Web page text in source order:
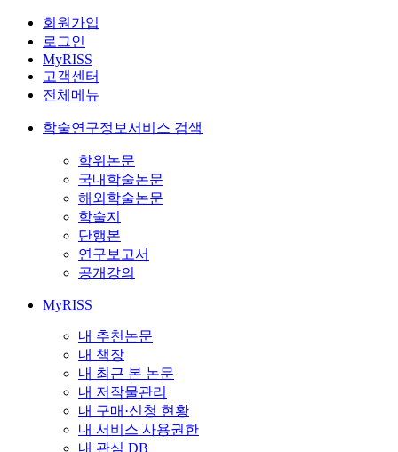
회원가입
로그인
MyRISS
고객센터
전체메뉴
학술연구정보서비스 검색
학위논문
국내학술논문
해외학술논문
학술지
단행본
연구보고서
공개강의
MyRISS
내 추천논문
내 책장
내 최근 본 논문
내 저작물관리
내 구매·신청 현황
내 서비스 사용권한
내 관심 DB